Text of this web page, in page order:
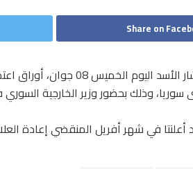
Share on
تسلم الرئيس السوري بشار
سوريا، وذلك بحضور وزير الخارجية